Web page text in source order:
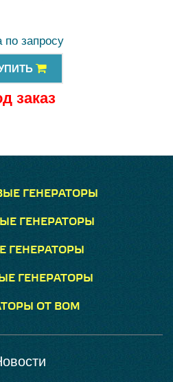
по запросу
заказ
ГЕНЕРАТОРЫ
ГЕНЕРАТОРЫ
ГЕНЕРАТОРЫ
ГЕНЕРАТОРЫ
ОТ ВОМ